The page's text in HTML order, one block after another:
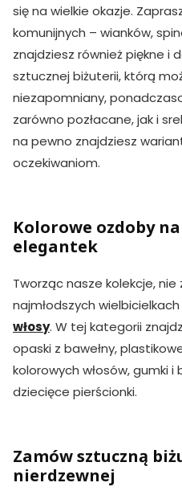
się na wielkie okazje.
komunijnych – wianków,
znajdziesz również piękne i
sztucznej biżuterii, którą
niezapomniany,
zarówno pozłacane, jak i
na pewno znajdziesz
oczekiwaniom.
Kolorowe ozdoby na
elegantek
Tworząc nasze kolekcje,
najmłodszych
włosy. W tej kategorii
opaski z bawełny,
kolorowych włosów, gumki
dziecięce pierścionki.
Zamów sztuczną
nierdzewnej